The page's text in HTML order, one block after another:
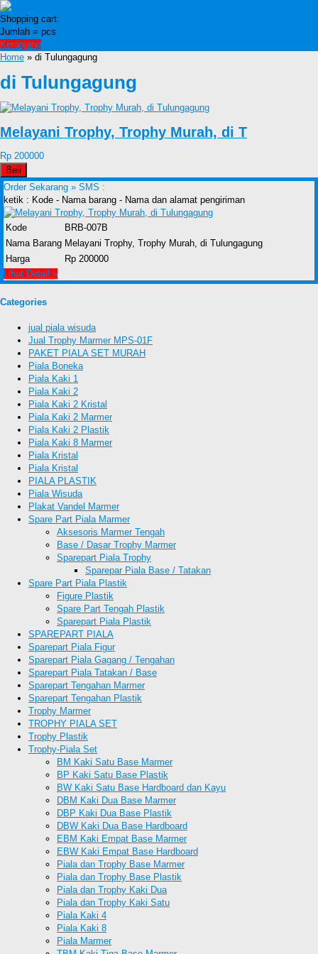
Shopping cart:
Jumlah = pcs
Keranjang
Home » di Tulungagung
di Tulungagung
Melayani Trophy, Trophy Murah, di T
Rp 200000
Beli
Order Sekarang » SMS :
ketik : Kode - Nama barang - Nama dan alamat pengiriman
Kode
BRB-007B
Nama Barang Melayani Trophy, Trophy Murah, di Tulungagung
Harga
Rp 200000
Lihat Detail »
Categories
jual piala wisuda
Jual Trophy Marmer MPS-01F
PAKET PIALA SET MURAH
Piala Boneka
Piala Kaki 1
Piala Kaki 2
Piala Kaki 2 Kristal
Piala Kaki 2 Marmer
Piala Kaki 2 Plastik
Piala Kaki 8 Marmer
Piala Kristal
Piala Kristal
PIALA PLASTIK
Piala Wisuda
Plakat Vandel Marmer
Spare Part Piala Marmer
Aksesoris Marmer Tengah
Base / Dasar Trophy Marmer
Sparepart Piala Trophy
Sparepar Piala Base / Tatakan
Spare Part Piala Plastik
Figure Plastik
Spare Part Tengah Plastik
Sparepart Piala Plastik
SPAREPART PIALA
Sparepart Piala Figur
Sparepart Piala Gagang / Tengahan
Sparepart Piala Tatakan / Base
Sparepart Tengahan Marmer
Sparepart Tengahan Plastik
Trophy Marmer
TROPHY PIALA SET
Trophy Plastik
Trophy-Piala Set
BM Kaki Satu Base Marmer
BP Kaki Satu Base Plastik
BW Kaki Satu Base Hardboard dan Kayu
DBM Kaki Dua Base Marmer
DBP Kaki Dua Base Plastik
DBW Kaki Dua Base Hardboard
EBM Kaki Empat Base Marmer
EBW Kaki Empat Base Hardboard
Piala dan Trophy Base Marmer
Piala dan Trophy Base Plastik
Piala dan Trophy Kaki Dua
Piala dan Trophy Kaki Satu
Piala Kaki 4
Piala Kaki 8
Piala Marmer